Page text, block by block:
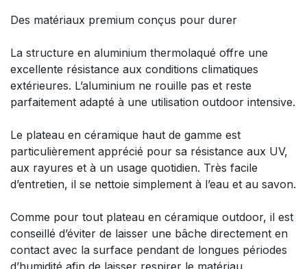
Des matériaux premium conçus pour durer
La structure en aluminium thermolaqué offre une
excellente résistance aux conditions climatiques
extérieures. L’aluminium ne rouille pas et reste
parfaitement adapté à une utilisation outdoor intensive.
Le plateau en céramique haut de gamme est
particulièrement apprécié pour sa résistance aux UV,
aux rayures et à un usage quotidien. Très facile
d’entretien, il se nettoie simplement à l’eau et au savon.
Comme pour tout plateau en céramique outdoor, il est
conseillé d’éviter de laisser une bâche directement en
contact avec la surface pendant de longues périodes